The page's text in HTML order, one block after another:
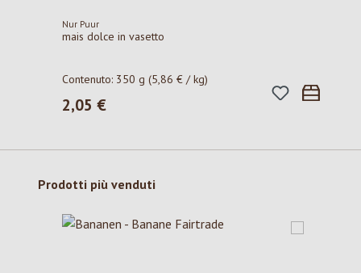
Nur Puur
mais dolce in vasetto
Contenuto: 350 g(5,86 € / kg)
Prezzo normale:
2,05 €
Salta la galleria dei prodotti
Prodotti più venduti